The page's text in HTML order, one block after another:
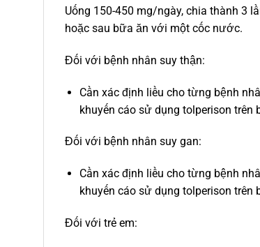
Uống 150-450 mg/ngày, chia thành 3
hoặc sau bữa ăn với một cốc nước.
Đối với bệnh nhân suy thận:
Cần xác định liều cho từng bệnh
khuyến cáo sử dụng tolperison trên
Đối với bệnh nhân suy gan:
Cần xác định liều cho từng bệnh
khuyến cáo sử dụng tolperison trên
Đối với trẻ em: